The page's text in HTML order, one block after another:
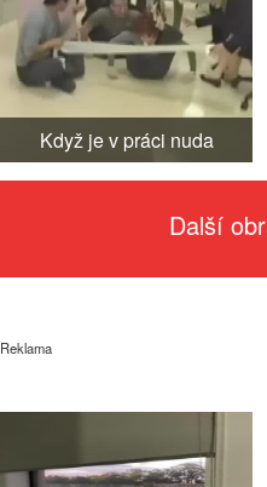
Když je v práci nuda
Další
Reklama